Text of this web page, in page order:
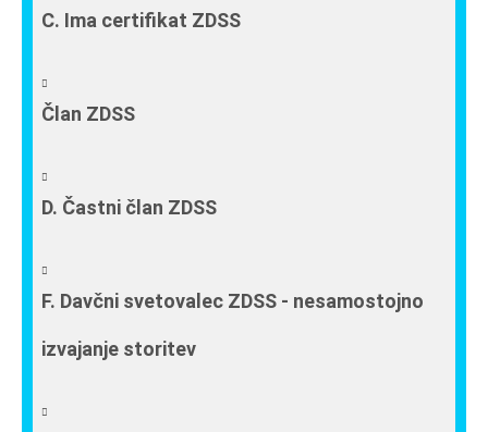
C. Ima certifikat ZDSS
Član ZDSS
D. Častni član ZDSS
F. Davčni svetovalec ZDSS - nesamostojno
izvajanje storitev